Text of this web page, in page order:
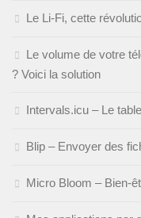
Le Li-Fi, cette
Le volume de votre
? Voici la solution
Intervals.icu – Le
Blip – Envoyer des
Micro Bloom – Bien-